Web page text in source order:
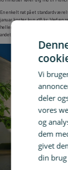
En enkelt nat på et
januar koster kun 418 kr. Ved
hellere selv finde et hotel i
andet hotel.
Vi
deler
vores
og
dem
givet
din